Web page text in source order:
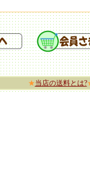
★当店の送料とは?